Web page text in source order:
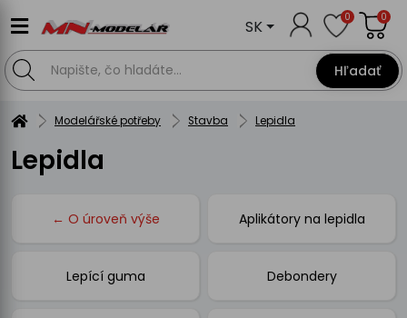
Hľadať
SK 0 0
Modelářské potřeby Stavba Lepidla
Lepidla
← O úroveň výše Aplikátory na lepidla
Lepící guma Debondery